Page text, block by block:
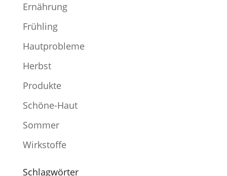
Ernährung
Frühling
Hautprobleme
Herbst
Produkte
Schöne-Haut
Sommer
Wirkstoffe
Schlagwörter